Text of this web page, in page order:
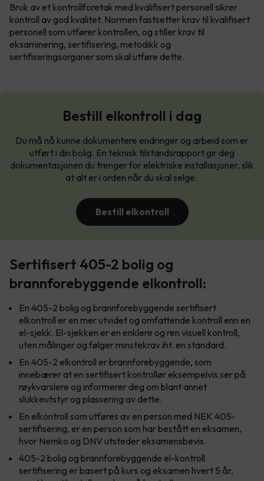
Bruk av et kontrollforetak med kvalifisert personell sikrer
kontroll av god kvalitet. Normen fastsetter krav til kvalifisert
personell som utfører kontrollen, og stiller krav til
eksaminering, sertifisering, metodikk og
sertifiseringsorganer som skal utføre dette.
Bestill elkontroll i dag
Du må nå kunne dokumentere endringer og arbeid som er
utført i din bolig. En teknisk tilstandsrapport gir deg
dokumentasjonen du trenger for elektriske installasjoner, slik
at alt er i orden når du skal selge.
Bestill elkontroll
Sertifisert 405-2 bolig og
brannforebyggende elkontroll:
En 405-2 bolig og brannforebyggende sertifisert
elkontroll er en mer utvidet og omfattende kontroll enn en
el-sjekk. El-sjekken er en enklere og ren visuell kontroll,
uten målinger og følger minstekrav iht. en standard.
En 405-2 elkontroll er brannforebyggende, som
innebærer at en sertifisert kontrollør eksempelvis ser på
røykvarslere og informerer deg om blant annet
slukkeutstyr og plassering av dette.
En elkontroll som utføres av en person med NEK 405-
sertifisering, er en person som har bestått en eksamen,
hvor Nemko og DNV utsteder eksamensbevis.
405-2 bolig og brannforebyggende el-kontroll
sertifisering er basert på kurs og eksamen hvert 5 år,